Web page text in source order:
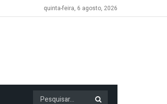
quinta-feira, 6 agosto, 2026